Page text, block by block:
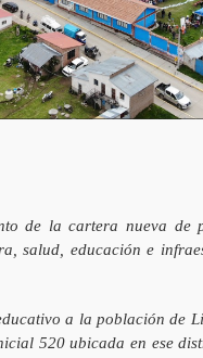
de la cartera nueva
salud, educación e
a la población de
520 ubicada en ese